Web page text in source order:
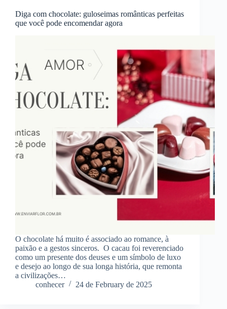
Diga com chocolate: guloseimas românticas perfeitas
que você pode encomendar agora
O chocolate há muito é associado ao romance, à
paixão e a gestos sinceros. O cacau foi reverenciado
como um presente dos deuses e um símbolo de luxo
e desejo ao longo de sua longa história, que remonta
a civilizações…
conhecer
24 de February de 2025